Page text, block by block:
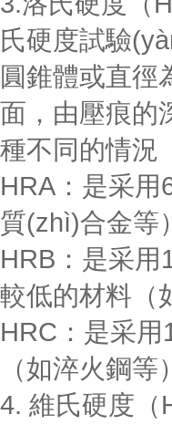
氏硬度試驗
圓錐體或直徑
面，由壓痕
種不同的情況
HRA：是采用
質(zhì)合金等）
HRB：是采用
較低的材料（如
HRC：是采
（如淬火鋼等）
4. 維氏硬度（